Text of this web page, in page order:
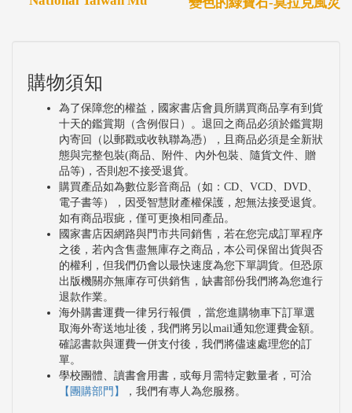
購物須知
為了保障您的權益，國家書店會員所購買商品享有到貨
十天的鑑賞期（含例假日）。退回之商品必須於鑑賞期
內寄回（以郵戳或收執聯為憑），且商品必須是全新狀
態與完整包裝(商品、附件、內外包裝、隨貨文件、贈
品等)，否則恕不接受退貨。
購買產品如為數位影音商品（如：CD、VCD、DVD、
電子書等），因受智慧財產權保護，恕無法接受退貨。
如有商品瑕疵，僅可更換相同產品。
國家書店因網路與門市共同銷售，若在您完成訂單程序
之後，若內含售盡無庫存之商品，本公司保留出貨與否
的權利，但我們仍會以最快速度為您下單調貨。但恐原
出版機關亦無庫存可供銷售，缺書部份我們將為您進行
退款作業。
海外購書運費一律另行報價 ，當您進購物車下訂單選
取海外寄送地址後，我們將另以mail通知您運費金額。
確認書款與運費一併支付後，我們將儘速處理您的訂
單。
學校團體、讀書會用書，或每月需特定數量者，可洽
【團購部門】
，我們有專人為您服務。